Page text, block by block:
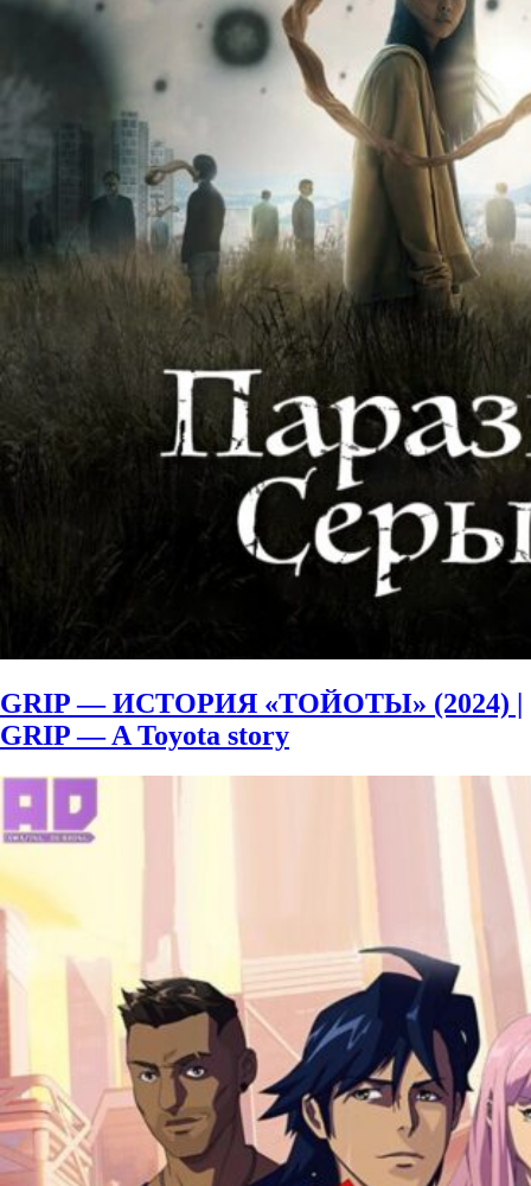
GRIP — ИСТОРИЯ «ТОЙОТЫ» (2024) |
GRIP — A Toyota story